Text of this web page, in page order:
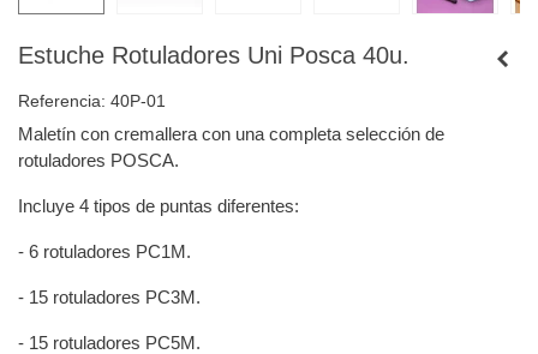
Estuche Rotuladores Uni Posca 40u.
Referencia: 40P-01
Maletín con cremallera con una completa selección de
rotuladores POSCA.
Incluye 4 tipos de puntas diferentes:
- 6 rotuladores PC1M.
- 15 rotuladores PC3M.
- 15 rotuladores PC5M.